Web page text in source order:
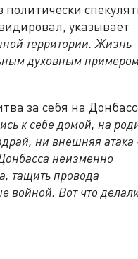
указывает
территории. Жизнь
духовным
за себя на
к себе домой, на
ни внешняя атака
неизменно
тащить провода
войной. Вот что